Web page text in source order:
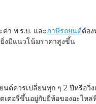
า พ.ร.บ. และภาษีรถยนต์ต้อ
งมีแนวโน้มราคาสูงขึ้น
ต์ควรเปลี่ยนทุก ๆ 2 ปีหรือวิ่
เตอรี่ขึ้นอยู่กับยี่ห้อของอะไ